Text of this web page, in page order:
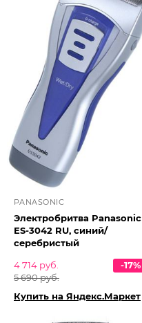
PANASONIC
Электробритва Panasonic
ES-3042 RU, синий/
серебристый
4 714 руб.
5 690 руб.
-17%
Купить на Яндекс.Маркет